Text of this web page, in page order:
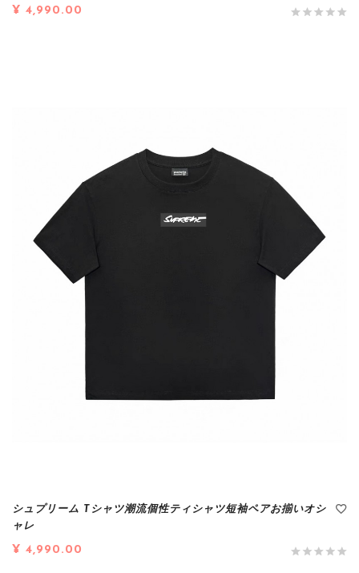
¥ 4,990.00
シュプリーム Tシャツ潮流個性ティシャツ短袖ペアお揃いオシ
ャレ
¥ 4,990.00